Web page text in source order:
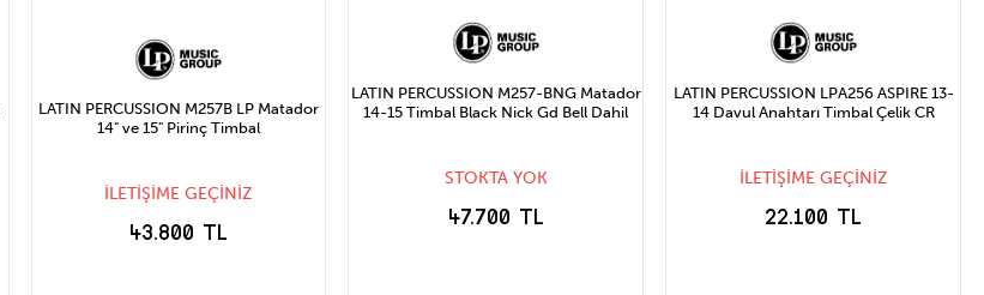
LATIN PERCUSSION M257B LP Matador
14" ve 15" Pirinç Timbal
İLETİŞİME GEÇİNİZ
43.800 TL
LATIN PERCUSSION M257-BNG Matador
14-15 Timbal Black Nick Gd Bell Dahil
STOKTA YOK
47.700 TL
LATIN PERCUSSION LPA256 ASPIRE 13-
14 Davul Anahtarı Timbal Çelik CR
İLETİŞİME GEÇİNİZ
22.100 TL